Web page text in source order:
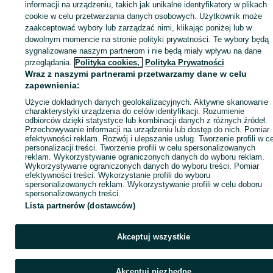
Zaloguj się lub załóż konto na OLX, aby skontaktować się z
sprzedającym
Zaloguj się / Załóż konto
Wyślij wiadomość
informacji na urządzeniu, takich jak unikalne identyfikatory w plikach
cookie w celu przetwarzania danych osobowych. Użytkownik może
zaakceptować wybory lub zarządzać nimi, klikając poniżej lub w
dowolnym momencie na stronie polityki prywatności. Te wybory będą
sygnalizowane naszym partnerom i nie będą miały wpływu na dane
przeglądania. Polityka cookies, Polityka Prywatności
Wraz z naszymi partnerami przetwarzamy dane w celu
zapewnienia:
Użycie dokładnych danych geolokalizacyjnych. Aktywne skanowanie
charakterystyki urządzenia do celów identyfikacji. Rozumienie
odbiorców dzięki statystyce lub kombinacji danych z różnych źródeł.
Przechowywanie informacji na urządzeniu lub dostęp do nich. Pomiar
efektywności reklam. Rozwój i ulepszanie usług. Tworzenie profili w
personalizacji treści. Tworzenie profili w celu spersonalizowanych
reklam. Wykorzystywanie ograniczonych danych do wyboru reklam.
Wykorzystywanie ograniczonych danych do wyboru treści. Pomiar
efektywności treści. Wykorzystanie profili do wyboru
spersonalizowanych reklam. Wykorzystywanie profili w celu doboru
spersonalizowanych treści.
Lista partnerów (dostawców)
Akceptuj wszystkie